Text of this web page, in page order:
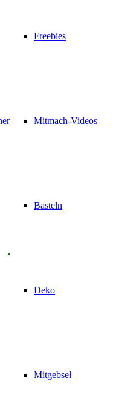
Freebies
Mitmach-Videos
Basteln
Deko
Mitgebsel